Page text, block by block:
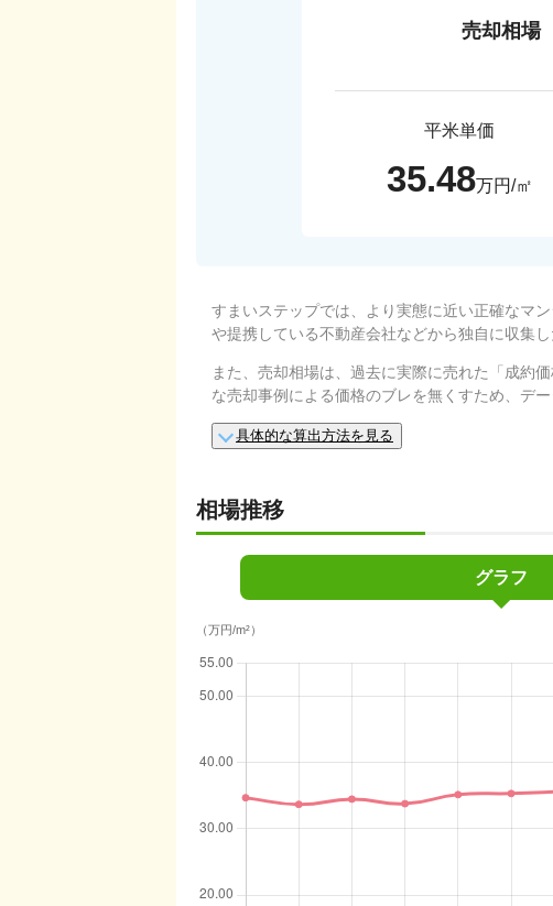
売却相場
平米単価
35.48万円/㎡
すまいステップでは、より実態に近い正確なマ
や提携している不動産会社などから独自に収集
また、売却相場は、過去に実際に売れた「成約
な売却事例による価格のブレを無くすため、デ
具体的な算出方法を見る
相場推移
グラフ
（万円/m²）